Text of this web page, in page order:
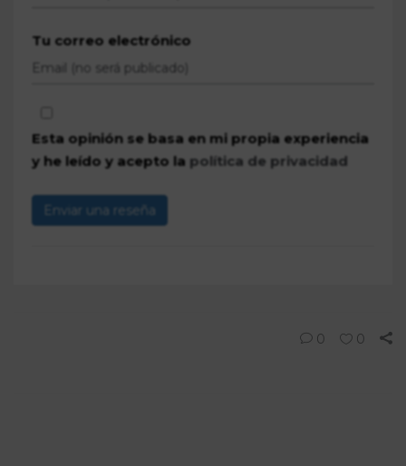
Tu correo electrónico
Esta opinión se basa en mi propia experiencia
y he leído y acepto la política de privacidad
Enviar una reseña
0 0